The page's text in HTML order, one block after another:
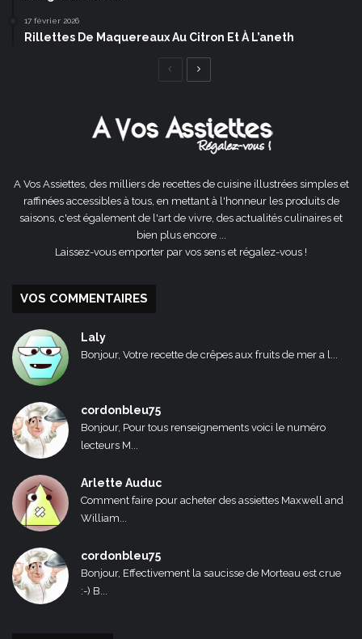
17 février 2026
Rillettes De Maquereaux Au Citron Et À L’aneth
Page
A Vos Assiettes, des milliers de recettes de cuisine illustrées simples et
raffinées accessibles à tous, en mettant à l'honneur les produits de
saisons, c'est également de l'art de vivre, des actualités culinaires et
bien plus encore ...
Laissez-vous emporter par vos sens et régalez-vous !
VOS COMMENTAIRES
Laly
Bonjour, Votre recette de crêpes aux fruits de mer a l...
cordonbleu75
Bonjour, Pour tous renseignements voici le numéro
lecteurs M...
Arlette Auduc
Comment faire pour acheter des assiettes Maxwell and
William...
cordonbleu75
Bonjour, Effectivement la saucisse de Morteau est crue
:-) B...